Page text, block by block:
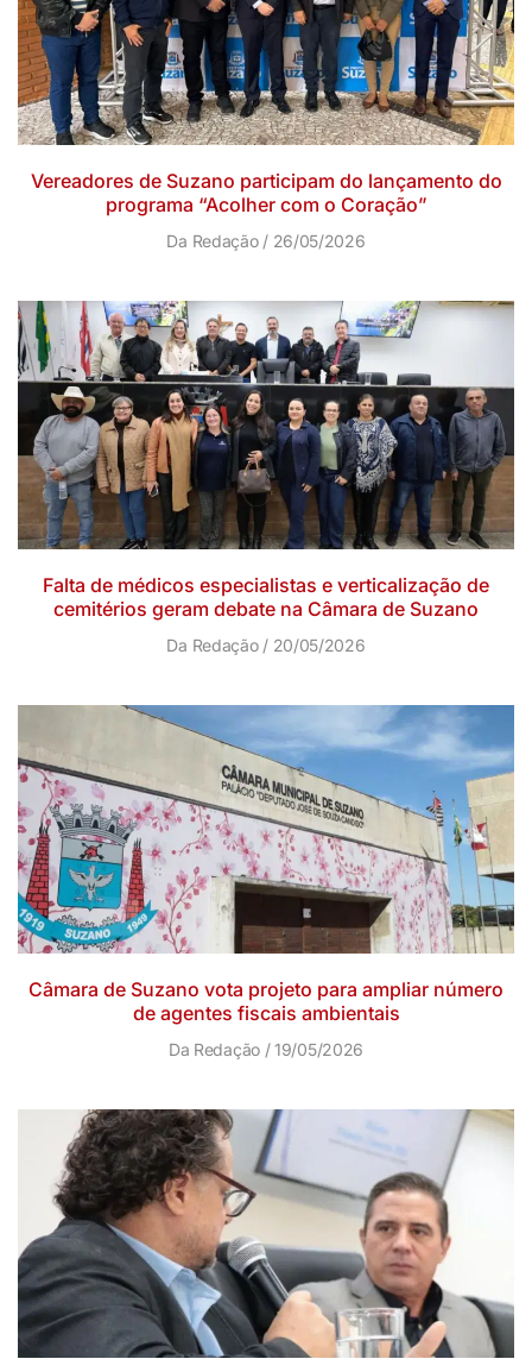
Vereadores de Suzano participam do lançamento do
programa “Acolher com o Coração”
Da Redação 26/05/2026
Falta de médicos especialistas e verticalização de
cemitérios geram debate na Câmara de Suzano
Da Redação 20/05/2026
Câmara de Suzano vota projeto para ampliar número
de agentes fiscais ambientais
Da Redação 19/05/2026